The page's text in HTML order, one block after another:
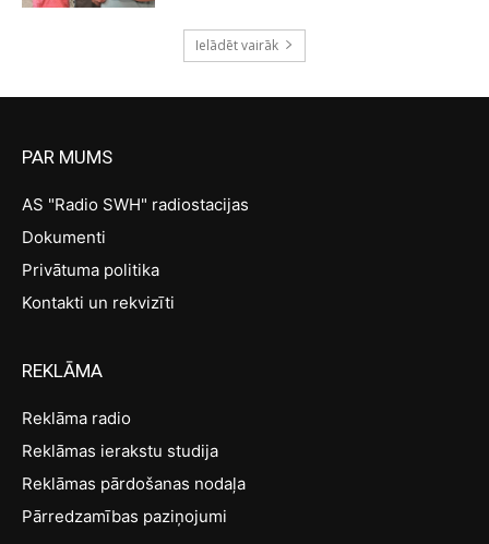
Ielādēt vairāk
PAR MUMS
AS "Radio SWH" radiostacijas
Dokumenti
Privātuma politika
Kontakti un rekvizīti
REKLĀMA
Reklāma radio
Reklāmas ierakstu studija
Reklāmas pārdošanas nodaļa
Pārredzamības paziņojumi